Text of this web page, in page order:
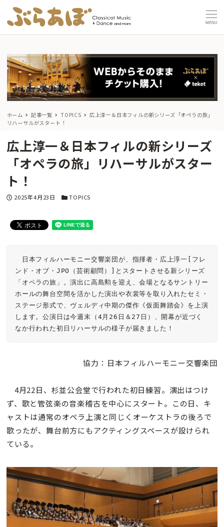
MENU
ホーム 記事一覧 TOPICS
広上淳一＆日本フィルの新シリーズ「オペラの旅」
リハーサルがスタート！
広上淳一＆日本フィルの新シリーズ
「オペラの旅」リハーサルがスター
ト！
投稿日
2025年4月23日 カテゴリー
TOPICS
日本フィルハーモニー交響楽団が、指揮者・広上淳一[フレ
ンド・オブ・JPO（芸術顧問）]とスタートさせる新シリーズ
「オペラの旅」。演出に高島勲を迎え、会場となるサントリー
ホールの舞台空間を活かした演出や衣裳等を取り入れたセミ・
ステージ形式で、ヴェルディ中期の傑作《仮面舞踏会》を上演
します。公演日は今週末（4月26日＆27日）、開幕が近づく
なか行われた初日リハーサルの様子が届きました！
協力：日本フィルハーモニー交響楽団
4月22日、杉並公会堂で行われた初日練習。演出はつけ
ず、歌と管弦楽の音楽稽古を中心にスタート。この日、キ
ャストは通常のオペラ上演と同じくオーケストラの後ろで
歌ったが、舞台前方にもアクティングスペースが設けられ
ている。